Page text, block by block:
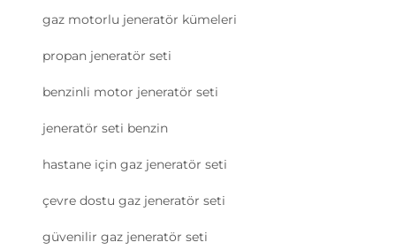
gaz motorlu jeneratör kümeleri
propan jeneratör seti
benzinli motor jeneratör seti
jeneratör seti benzin
hastane için gaz jeneratör seti
çevre dostu gaz jeneratör seti
güvenilir gaz jeneratör seti